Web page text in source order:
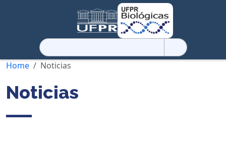
Pesquisar
por:
Home
Noticias
Noticias